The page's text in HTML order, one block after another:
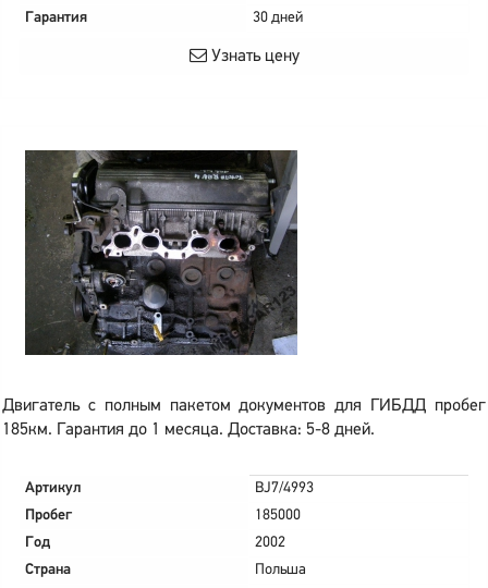
Гарантия
30 дней
Узнать цену
Двигатель с полным пакетом документов для ГИБДД пробег
185км. Гарантия до 1 месяца. Доставка: 5-8 дней.
Артикул
BJ7/4993
Пробег
185000
Год
2002
Страна
Польша